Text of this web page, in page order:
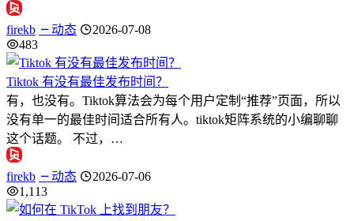
firekb 动态
2026-07-08
483
Tiktok 有没有最佳发布时间？
有，也没有。Tiktok算法会为每个用户定制“推荐”页面，所以
没有单一的最佳时间适合所有人。tiktok矩阵系统的小编聊聊
这个话题。 不过，…
firekb 动态
2026-07-06
1,113